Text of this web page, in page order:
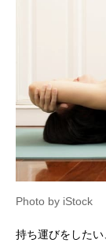
Photo by iStock
持ち運びをした